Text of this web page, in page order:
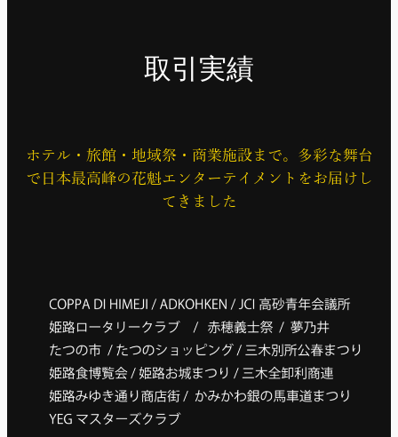
取引実績
ホテル・旅館・地域祭・商業施設まで。多彩な舞台
で日本最高峰の花魁エンターテイメントをお届けし
てきました